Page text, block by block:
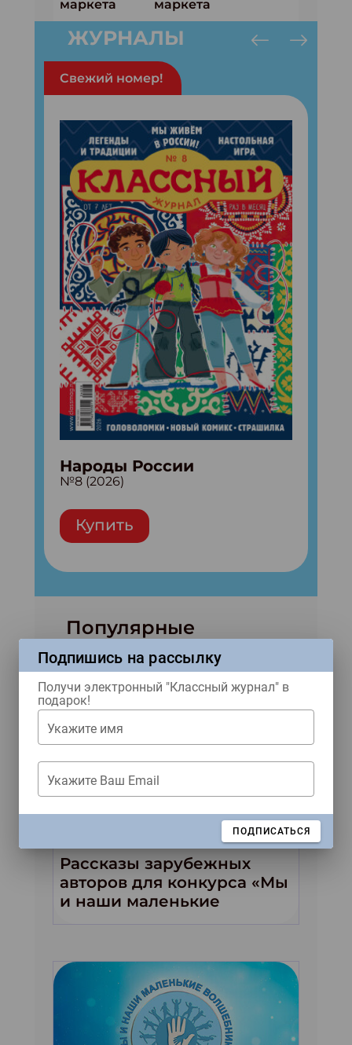
ЖУРНАЛЫ
Свежий номер!
Народы России
№8 (2026)
Купить
Популярные
материалы
Читать как дышать
Рассказы зарубежных
авторов для конкурса «Мы
и наши маленькие
волшебники!»
Подпишись на рассылку
Получи электронный "Классный журнал" в
подарок!
Укажите имя
Укажите Ваш Email
ПОДПИСАТЬСЯ